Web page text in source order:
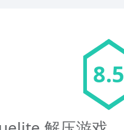
8.5